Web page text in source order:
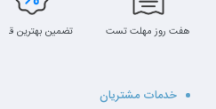
هفت روز مهلت تست تضمین بهترین
خدمات مشتریان